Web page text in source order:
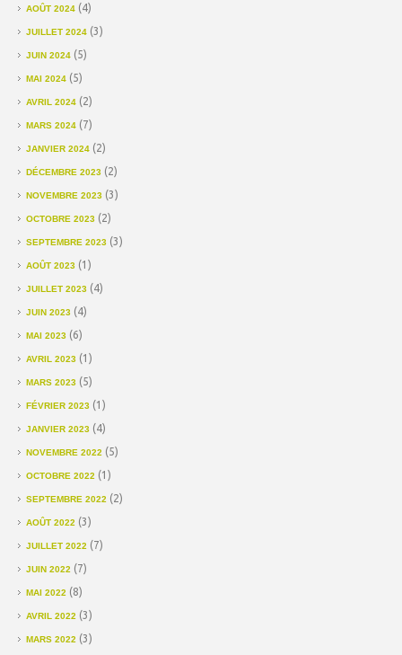
AOÛT 2024 (4)
JUILLET 2024 (3)
JUIN 2024 (5)
MAI 2024 (5)
AVRIL 2024 (2)
MARS 2024 (7)
JANVIER 2024 (2)
DÉCEMBRE 2023 (2)
NOVEMBRE 2023 (3)
OCTOBRE 2023 (2)
SEPTEMBRE 2023 (3)
AOÛT 2023 (1)
JUILLET 2023 (4)
JUIN 2023 (4)
MAI 2023 (6)
AVRIL 2023 (1)
MARS 2023 (5)
FÉVRIER 2023 (1)
JANVIER 2023 (4)
NOVEMBRE 2022 (5)
OCTOBRE 2022 (1)
SEPTEMBRE 2022 (2)
AOÛT 2022 (3)
JUILLET 2022 (7)
JUIN 2022 (7)
MAI 2022 (8)
AVRIL 2022 (3)
MARS 2022 (3)